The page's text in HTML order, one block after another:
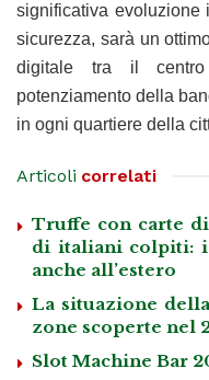
significativa evoluzione
sicurezza, sarà un
digitale tra il
potenziamento della
in ogni quartiere della
Articoli correlati
Truffe con carte
di italiani colpiti: i
anche all’estero
La situazione
zone scoperte nel
Slot Machine Bar